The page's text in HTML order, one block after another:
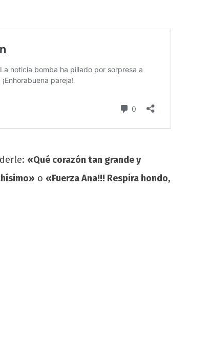
«Qué corazón tan grande y
o «Fuerza Ana!!! Respira hondo,